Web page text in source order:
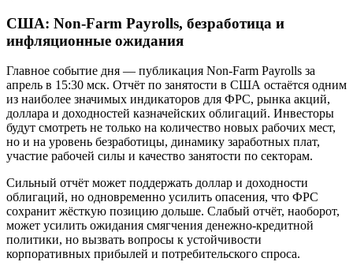
США: Non-Farm Payrolls, безработица и
инфляционные ожидания
Главное событие дня — публикация Non-Farm Payrolls за
апрель в 15:30 мск. Отчёт по занятости в США остаётся одним
из наиболее значимых индикаторов для ФРС, рынка акций,
доллара и доходностей казначейских облигаций. Инвесторы
будут смотреть не только на количество новых рабочих мест,
но и на уровень безработицы, динамику заработных плат,
участие рабочей силы и качество занятости по секторам.
Сильный отчёт может поддержать доллар и доходности
облигаций, но одновременно усилить опасения, что ФРС
сохранит жёсткую позицию дольше. Слабый отчёт, наоборот,
может усилить ожидания смягчения денежно-кредитной
политики, но вызвать вопросы к устойчивости
корпоративных прибылей и потребительского спроса.